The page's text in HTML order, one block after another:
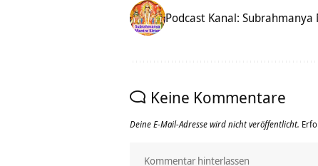
Podcast Kanal:
Keine Kommentare
Deine E-Mail-Adresse wird nicht veröffentlicht.